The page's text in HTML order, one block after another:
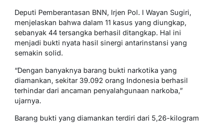
Deputi Pemberantasan BNN, Irjen Pol. I Wayan Sugiri,
menjelaskan bahwa dalam 11 kasus yang diungkap,
sebanyak 44 tersangka berhasil ditangkap. Hal ini
menjadi bukti nyata hasil sinergi antarinstansi yang
semakin solid.
“Dengan banyaknya barang bukti narkotika yang
diamankan, sekitar 39.092 orang Indonesia berhasil
terhindar dari ancaman penyalahgunaan narkoba,”
ujarnya.
Barang bukti yang diamankan terdiri dari 5,26-kilogram